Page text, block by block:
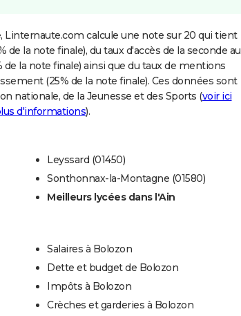
Linternaute.com calcule une note sur 20 qui tient
la note finale), du taux d'accès de la seconde au
la note finale) ainsi que du taux de mentions
(25% de la note finale). Ces données sont
nationale, de la Jeunesse et des Sports (voir ici
d'informations).
Leyssard (01450)
Sonthonnax-la-Montagne (01580)
Meilleurs lycées dans l'Ain
Salaires à Bolozon
Dette et budget de Bolozon
Impôts à Bolozon
Crèches et garderies à Bolozon